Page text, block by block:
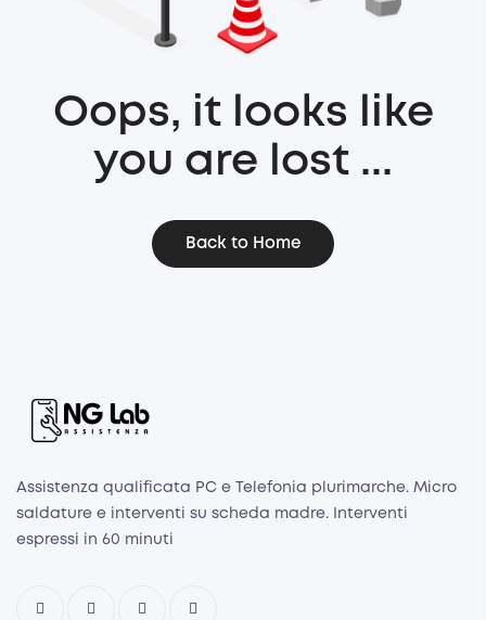
Oops, it looks like
you are lost ...
Back to Home
Assistenza qualificata PC e Telefonia plurimarche. Micro
saldature e interventi su scheda madre. Interventi
espressi in 60 minuti